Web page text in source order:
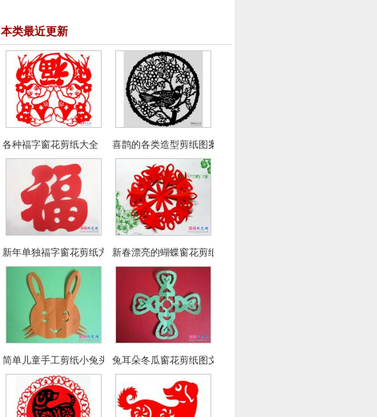
本类最近更新
各种福字窗花剪纸大全（46幅）喜鹊的各类造型剪纸图案 春节窗花剪纸图案大全
新年单独福字窗花剪纸方法新春漂亮的蝴蝶窗花剪纸
简单儿童手工剪纸小兔头像兔耳朵冬瓜窗花剪纸图文教程